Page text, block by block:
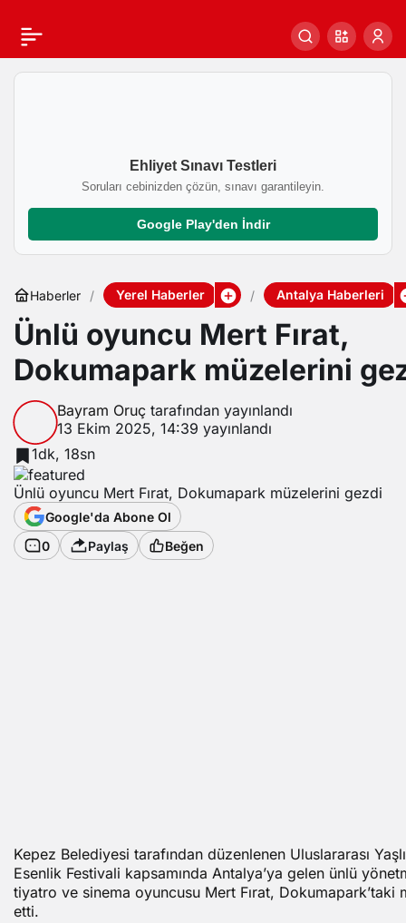
Ehliyet Sınavı Testleri
Soruları cebinizden çözün, sınavı garantileyin.
Google Play'den İndir
Haberler Yerel Haberler Antalya Haberleri
Ünlü oyuncu Mert Fırat,
Dokumapark müzelerini
Bayram Oruç tarafından yayınlandı
13 Ekim 2025, 14:39 yayınlandı
1dk, 18sn
Ünlü oyuncu Mert Fırat, Dokumapark müzelerini gezdi
Google'da Abone Ol
0
Paylaş Beğen
Kepez Belediyesi tarafından düzenlenen Uluslararası
Esenlik Festivali kapsamında Antalya’ya gelen ünlü
tiyatro ve sinema oyuncusu Mert Fırat, Dokumapark’taki
etti.